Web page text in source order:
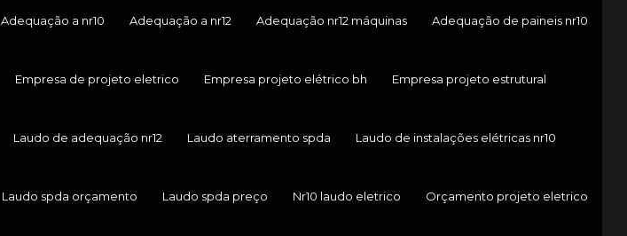
Adequação a nr10 Adequação a nr12 Adequação nr12 máquinas Adequação de paineis nr10
Empresa de projeto eletrico Empresa projeto elétrico bh Empresa projeto estrutural
Laudo de adequação nr12 Laudo aterramento spda Laudo de instalações elétricas nr10
Laudo spda orçamento Laudo spda preço Nr10 laudo eletrico Orçamento projeto eletrico